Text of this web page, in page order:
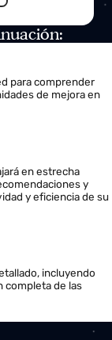
recomendaciones y